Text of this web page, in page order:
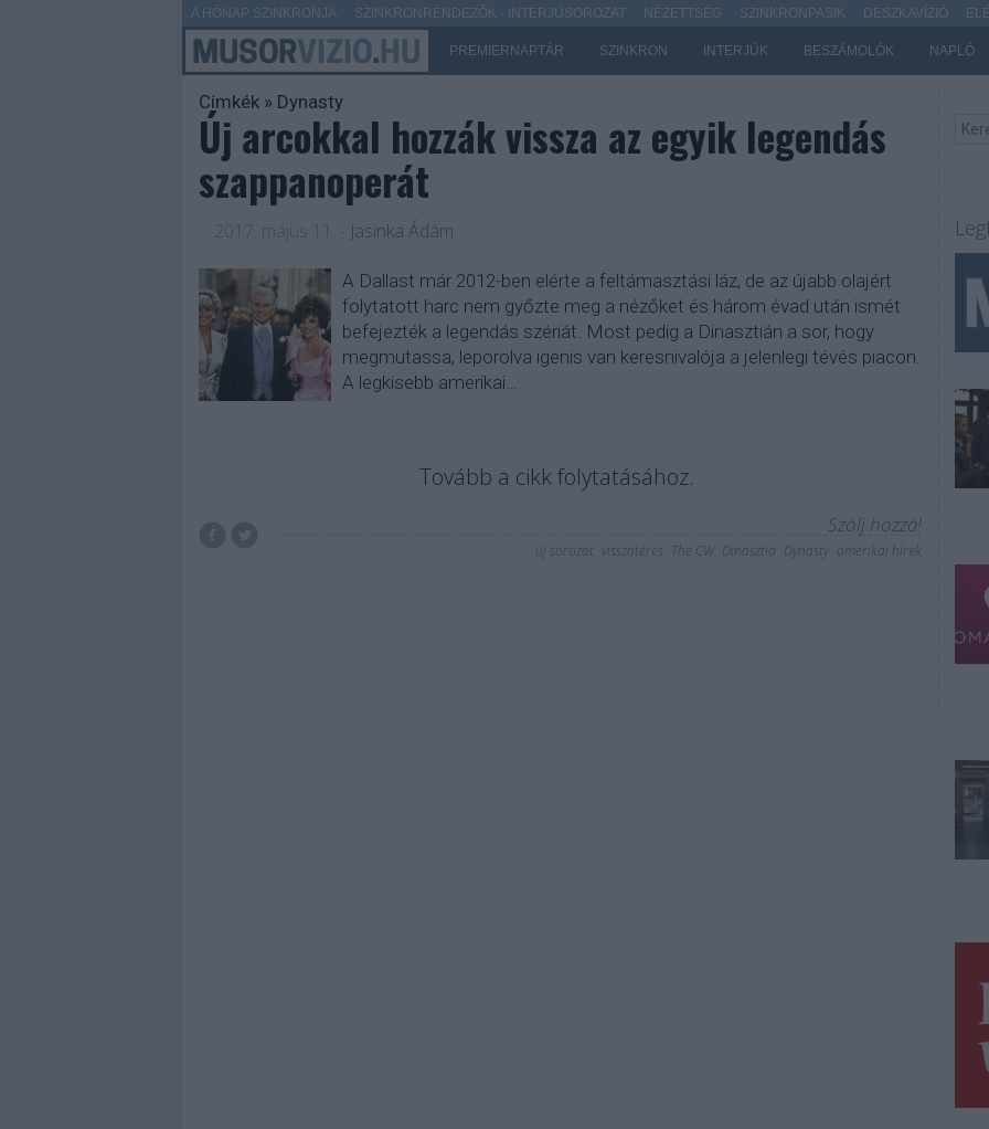
PREMIERNAPTÁR SZINKRON INTERJÚK BESZÁMOLÓK NAPLÓ
A HÓNAP SZINKRONJA SZINKRONRENDEZŐK - INTERJÚSOROZAT NÉZETTSÉG SZINKRONPASIK DESZKAVÍZIÓ
Címkék» Dynasty
Új arcokkal hozzák vissza az egyik legendás
szappanoperát
2017. május 11. Jasinka Ádám
A Dallast már 2012-ben elérte a feltámasztási láz, de az újabb olajért
folytatott harc nem győzte meg a nézőket és három évad után ismét
befejezték a legendás szériát. Most pedig a Dinasztián a sor, hogy
megmutassa, leporolva igenis van keresnivalója a jelenlegi tévés piacon.
A legkisebb amerikai…
Tovább a cikk folytatásához.
Szólj hozzá!
új sorozat visszatérés The CW Dinasztia Dynasty amerikai hírek